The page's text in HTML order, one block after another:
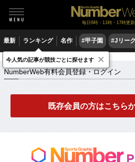
毎日6時・11時・17時更新
最新 ランキング 名作 #甲子園 #Jリー
NumberWeb有料会員登録・ログイン
NumberWeb有料会員登録・ログイン
既存会員の方はこちら
今人気の記事が競技ごとに探せます ×